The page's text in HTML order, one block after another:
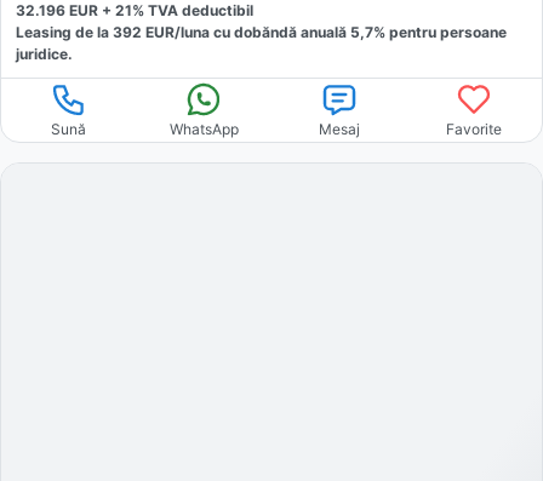
32.196 EUR + 21% TVA deductibil
Leasing de la 392 EUR/luna cu dobăndă anuală 5,7% pentru persoane
juridice.
Sună WhatsApp Mesaj Favorite